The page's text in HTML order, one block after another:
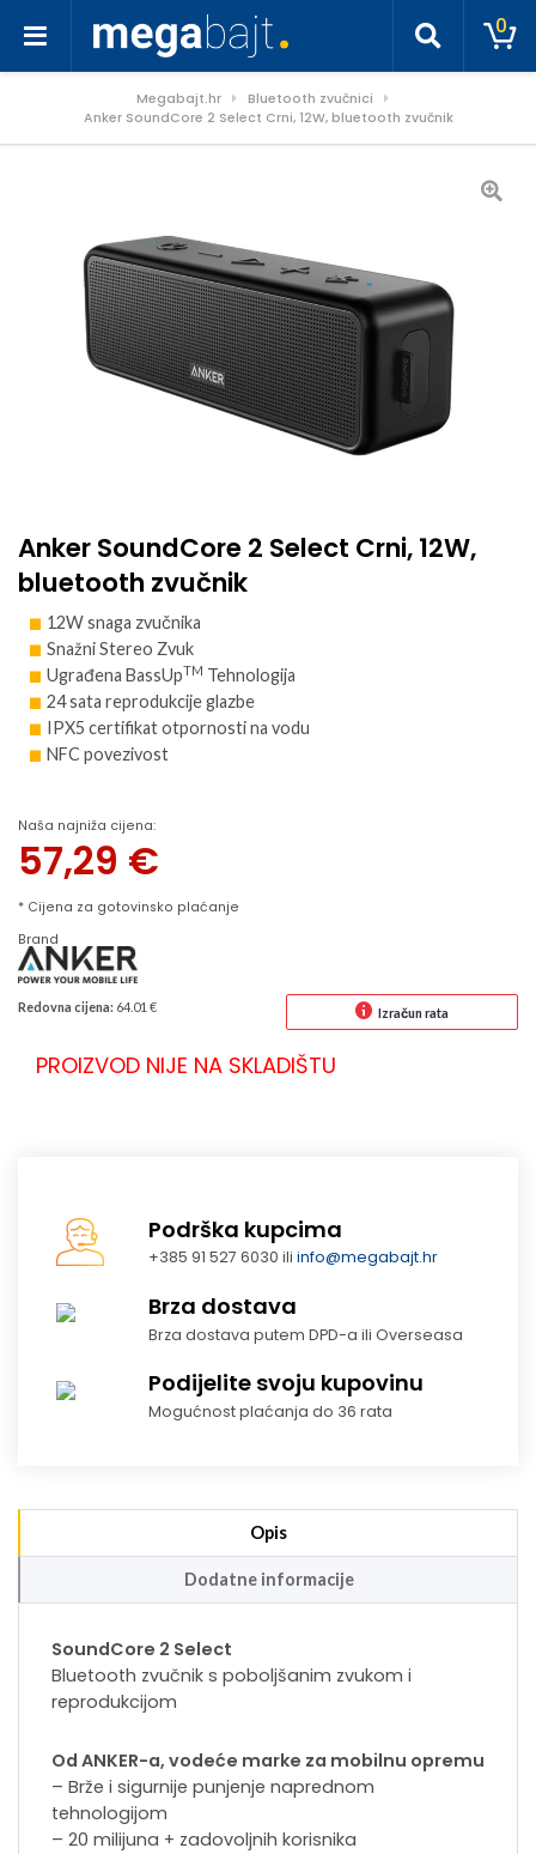
0
Megabajt.hr
Bluetooth zvučnici
Anker SoundCore 2 Select Crni, 12W, bluetooth zvučnik
Anker SoundCore 2 Select Crni, 12W,
bluetooth zvučnik
12W snaga zvučnika
Snažni Stereo Zvuk
Ugrađena BassUpTM Tehnologija
24 sata reprodukcije glazbe
IPX5 certifikat otpornosti na vodu
NFC povezivost
Naša najniža cijena:
57,29 €
* Cijena za gotovinsko plaćanje
Brand
Redovna cijena: 64.01 € Izračun rata
PROIZVOD NIJE NA SKLADIŠTU
Podrška kupcima
+385 91 527 6030 iliinfo@megabajt.hr
Brza dostava
Brza dostava putem DPD-a ili Overseasa
Podijelite svoju kupovinu
Mogućnost plaćanja do 36 rata
Opis
Dodatne informacije
SoundCore 2 Select
Bluetooth zvučnik s poboljšanim zvukom i
reprodukcijom
Od ANKER-a, vodeće marke za mobilnu opremu
– Brže i sigurnije punjenje naprednom
tehnologijom
– 20 milijuna + zadovoljnih korisnika